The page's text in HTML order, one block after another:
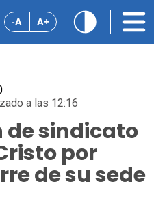
-A A+
a las 12:16
de sindicato
por
de su sede